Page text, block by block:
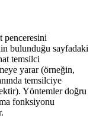
penceresini
bulunduğu sayfadaki
temsilci
yarar (örneğin,
temsilciye
Yöntemler doğru
fonksiyonu